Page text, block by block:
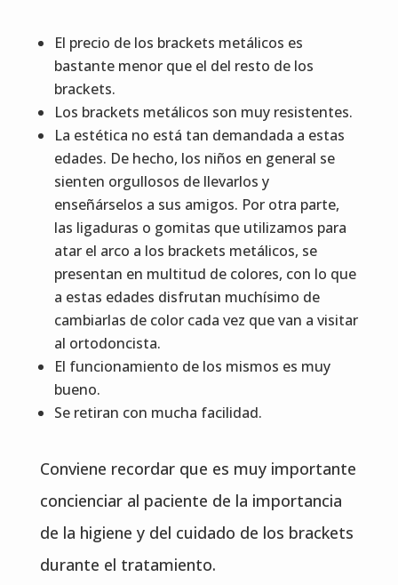
El precio de los brackets metálicos es
bastante menor que el del resto de los
brackets.
Los brackets metálicos son muy resistentes.
La estética no está tan demandada a estas
edades. De hecho, los niños en general se
sienten orgullosos de llevarlos y
enseñárselos a sus amigos. Por otra parte,
las ligaduras o gomitas que utilizamos para
atar el arco a los brackets metálicos, se
presentan en multitud de colores, con lo que
a estas edades disfrutan muchísimo de
cambiarlas de color cada vez que van a visitar
al ortodoncista.
El funcionamiento de los mismos es muy
bueno.
Se retiran con mucha facilidad.
Conviene recordar que es muy importante
concienciar al paciente de la importancia
de la higiene y del cuidado de los brackets
durante el tratamiento.